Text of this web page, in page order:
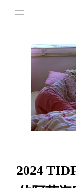
2024